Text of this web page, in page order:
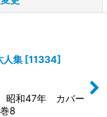
人集 [11334]
昭和47年 カバー
8